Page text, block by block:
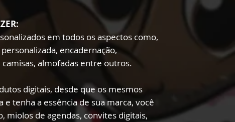
em todos os aspectos como,
encadernação,
camisas, almofadas entre outros.
digitais, desde que os mesmos
e tenha a essência de sua marca, você
miolos de agendas, convites digitais,